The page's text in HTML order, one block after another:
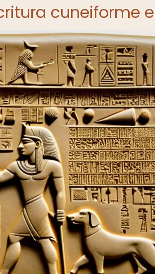
cuneiforme